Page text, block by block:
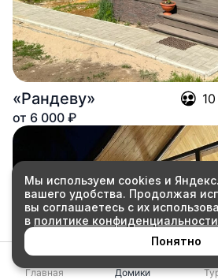
Мы используем cookies и
вашего удобства. Продолжая
вы соглашаетесь с их
в политике конфиденциальности
Понятно
«Рандеву» 10
от 6 000 ₽
 Карта
󰋜
Главная
󰷔
Домики